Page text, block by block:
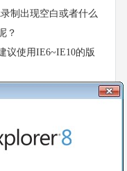
制出现空白或者什么
？
议使用IE6~IE10的版